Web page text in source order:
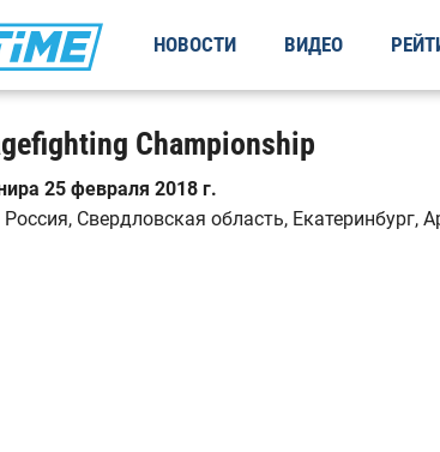
НОВОСТИ ВИДЕО
Championship
25 февраля 2018 г.
Россия, Свердловская область, Екатеринбург,